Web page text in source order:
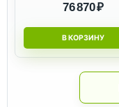
76 870 ₽
В КОРЗИНУ